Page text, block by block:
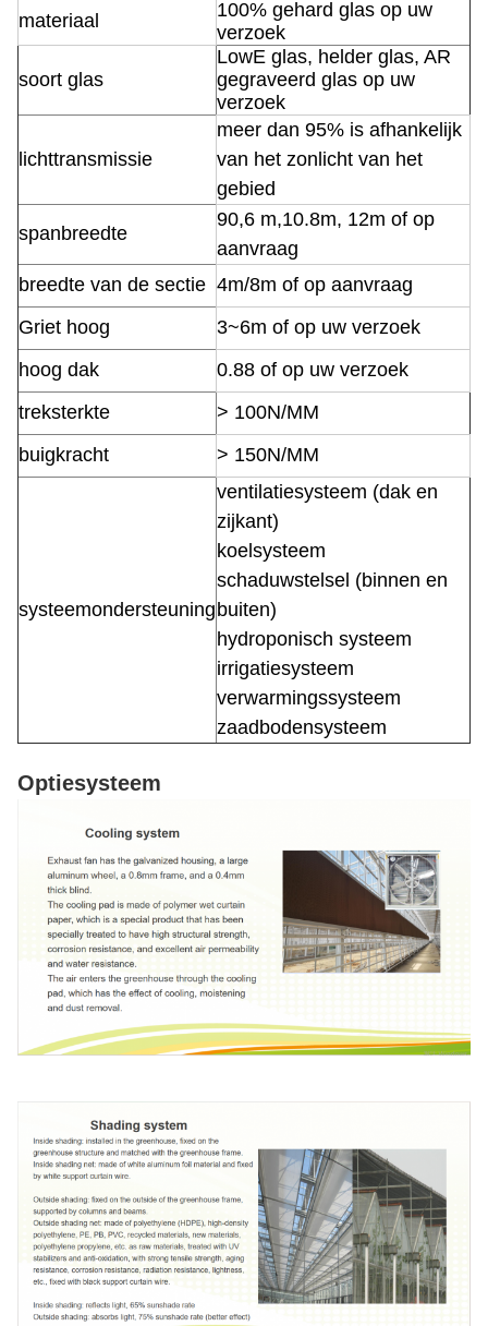
materiaal
100% gehard glas op uw
verzoek
soort glas
LowE glas, helder glas, AR
gegraveerd glas op uw
verzoek
lichttransmissie
meer dan 95% is afhankelijk
van het zonlicht van het
gebied
spanbreedte
90,6 m,10.8m, 12m of op
aanvraag
breedte van de sectie 4m/8m of op aanvraag
Griet hoog
3~6m of op uw verzoek
hoog dak
0.88 of op uw verzoek
treksterkte
> 100N/MM
buigkracht
> 150N/MM
systeemondersteuning
ventilatiesysteem (dak en
zijkant)
koelsysteem
schaduwstelsel (binnen en
buiten)
hydroponisch systeem
irrigatiesysteem
verwarmingssysteem
zaadbodensysteem
Optiesysteem